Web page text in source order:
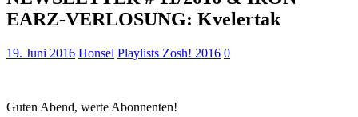
EARZ-VERLOSUNG: Kvelertak
19. Juni 2016 Honsel Playlists Zosh! 2016 0
Guten Abend, werte Abonnenten!